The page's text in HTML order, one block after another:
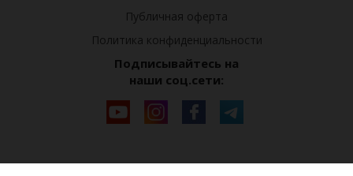
Публичная оферта
Политика конфиденциальности
Подписывайтесь на
наши соц.сети: